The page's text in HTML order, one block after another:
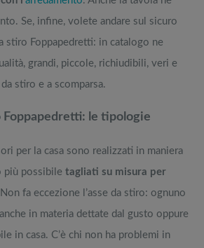
Se, infine, volete andare sul sicuro
stiro Foppapedretti: in catalogo ne
grandi, piccole, richiudibili, veri e
stiro e a scomparsa.
Foppapedretti: le tipologie
per la casa sono realizzati in maniera
più possibile tagliati su misura per
fa eccezione l’asse da stiro: ognuno
in materia dettate dal gusto oppure
in casa. C’è chi non ha problemi in